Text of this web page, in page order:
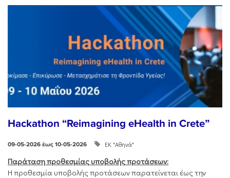
Hackathon “Reimagining eHealth in Crete”
09-05-2026 έως 10-05-2026 ΕΚ "Αθηνά"
Παράταση προθεσμίας υποβολής προτάσεων:
Η προθεσμία υποβολής προτάσεων παρατείνεται έως την